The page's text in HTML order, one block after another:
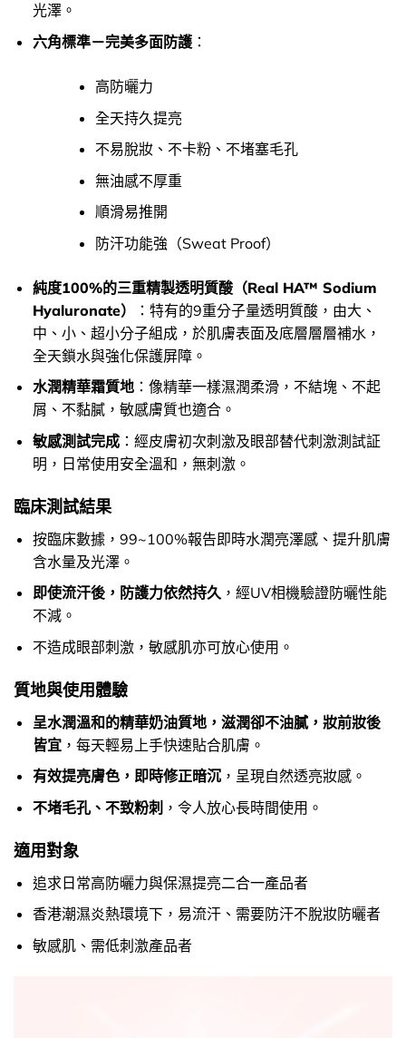
光澤。
六角標準－完美多面防護：
高防曬力
全天持久提亮
不易脫妝、不卡粉、不堵塞毛孔
無油感不厚重
順滑易推開
防汗功能強（Sweat Proof）
純度100%的三重精製透明質酸（Real HA™ Sodium
Hyaluronate）
：特有的9重分子量透明質酸，由大、
中、小、超小分子組成，於肌膚表面及底層層層補水，
全天鎖水與強化保護屏障。
水潤精華霜質地：像精華一樣濕潤柔滑，不結塊、不起
屑、不黏膩，敏感膚質也適合。
敏感測試完成：經皮膚初次刺激及眼部替代刺激測試証
明，日常使用安全溫和，無刺激。
臨床測試結果
按臨床數據，99~100%報告即時水潤亮澤感、提升肌膚
含水量及光澤。
即使流汗後，防護力依然持久，經UV相機驗證防曬性能
不減。
不造成眼部刺激，敏感肌亦可放心使用。
質地與使用體驗
呈水潤溫和的精華奶油質地，滋潤卻不油膩，妝前妝後
皆宜，每天輕易上手快速貼合肌膚。
有效提亮膚色，即時修正暗沉，呈現自然透亮妝感。
不堵毛孔、不致粉刺 ，令人放心長時間使用。
適用對象
追求日常高防曬力與保濕提亮二合一產品者
香港潮濕炎熱環境下，易流汗、需要防汗不脫妝防曬者
敏感肌、需低刺激產品者